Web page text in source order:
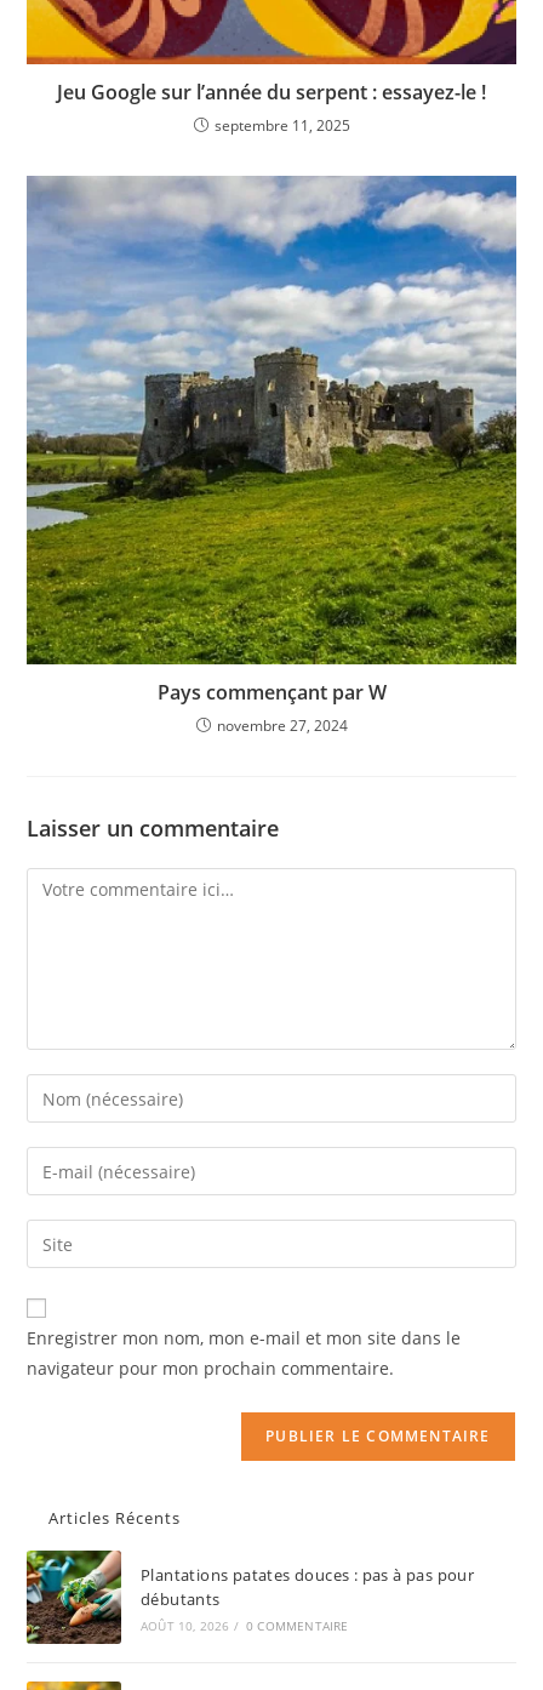
Jeu Google sur l’année du serpent : essayez-le !
septembre 11, 2025
Pays commençant par W
novembre 27, 2024
Laisser un commentaire
Enregistrer mon nom, mon e-mail et mon site dans le
navigateur pour mon prochain commentaire.
Articles Récents
Plantations patates douces : pas à pas pour
débutants
AOÛT 10, 2026 / 0 COMMENTAIRE